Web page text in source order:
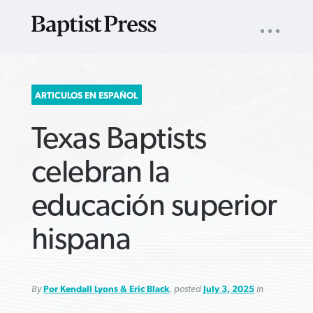
SEARCH
FOR:
NAV
ARTICULOS EN ESPAÑOL
Texas Baptists
celebran la
educación superior
hispana
ByPor Kendall Lyons & Eric Black, posted July 3, 2025in